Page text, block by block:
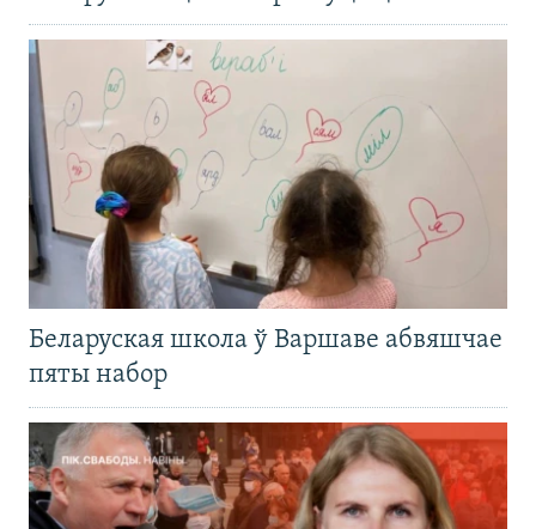
Беларуская школа ў Варшаве абвяшчае
пяты набор